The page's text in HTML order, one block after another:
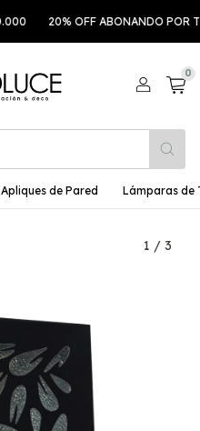
20% OFF ABONANDO POR
0
Apliques de Pared Lámparas de
1 / 3